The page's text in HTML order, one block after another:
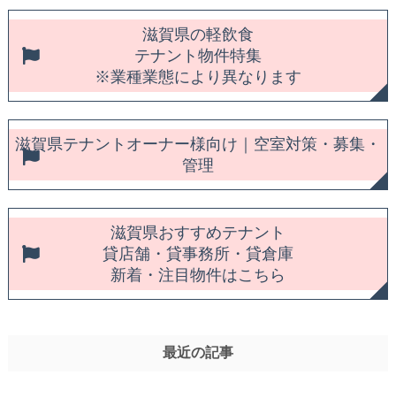
滋賀県の軽飲食
テナント物件特集
※業種業態により異なります
滋賀県テナントオーナー様向け｜空室対策・募集・
管理
滋賀県おすすめテナント
貸店舗・貸事務所・貸倉庫
新着・注目物件はこちら
最近の記事